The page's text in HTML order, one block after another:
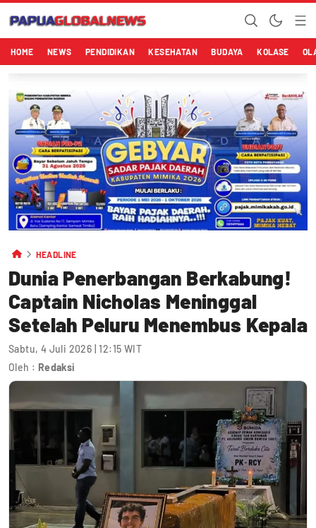
HOME NEWS PENDIDIKAN KESEHATAN BUDAYA KOLASE
HEADLINE
Dunia Penerbangan Berkabung!
Captain Nicholas Meninggal
Setelah Peluru Menembus Kepala
Sabtu, 4 Juli 2026 | 12:15 WIT
Oleh : Redaksi